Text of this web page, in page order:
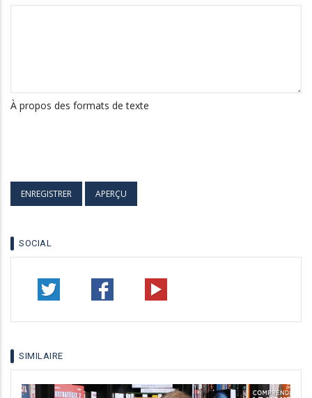
À propos des formats de texte
SOCIAL
SIMILAIRE